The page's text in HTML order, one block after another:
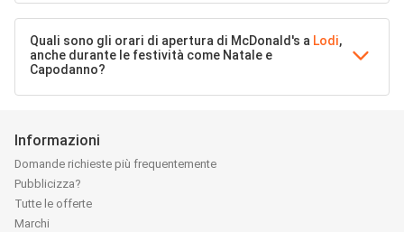
Quali sono gli orari di apertura di McDonald's a Lodi,
anche durante le festività come Natale e
Capodanno?
Informazioni
Domande richieste più frequentemente
Pubblicizza?
Tutte le offerte
Marchi